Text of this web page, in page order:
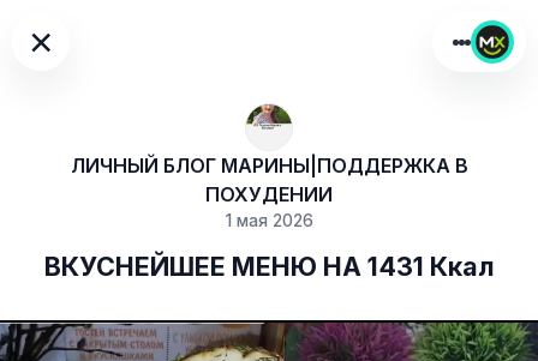
×
ЛИЧНЫЙ БЛОГ МАРИНЫ|ПОДДЕРЖКА В
ПОХУДЕНИИ
1 мая 2026
ВКУСНЕЙШЕЕ МЕНЮ НА 1431 Ккал